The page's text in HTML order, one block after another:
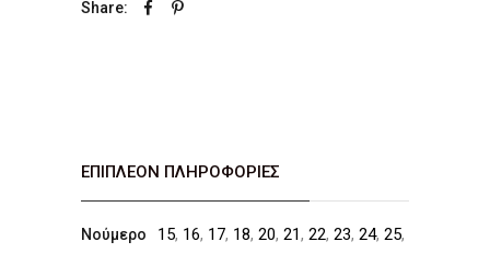
Share:
ΕΠΙΠΛΈΟΝ ΠΛΗΡΟΦΟΡΊΕΣ
Νούμερο
15, 16, 17, 18, 20, 21, 22, 23, 24, 25,